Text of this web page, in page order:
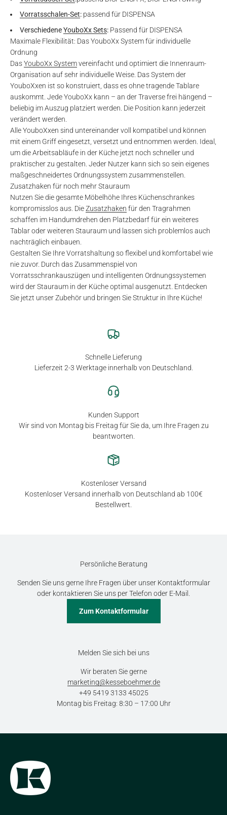
Vorratsschalen-Set: passend für DISPENSA
VerschiedeneYouboXx Sets: Passend für DISPENSA
Maximale Flexibilität: Das YouboXx System für individuelle
Ordnung
DasYouboXx Systemvereinfacht und optimiert die Innenraum-
Organisation auf sehr individuelle Weise. Das System der
YouboXxen ist so konstruiert, dass es ohne tragende Tablare
auskommt. Jede YouboXx kann – an der Traverse frei hängend –
beliebig im Auszug platziert werden. Die Position kann jederzeit
verändert werden.
Alle YouboXxen sind untereinander voll kompatibel und können
mit einem Griff eingesetzt, versetzt und entnommen werden. Ideal,
um die Arbeitsabläufe in der Küche jetzt noch schneller und
praktischer zu gestalten. Jeder Nutzer kann sich so sein eigenes
maßgeschneidertes Ordnungssystem zusammenstellen.
Zusatzhaken für noch mehr Stauraum
Nutzen Sie die gesamte Möbelhöhe Ihres Küchenschrankes
kompromisslos aus. DieZusatzhaken für den Tragrahmen
schaffen im Handumdrehen den Platzbedarf für ein weiteres
Tablar oder weiteren Stauraum und lassen sich problemlos auch
nachträglich einbauen.
Gestalten Sie Ihre Vorratshaltung so flexibel und komfortabel wie
nie zuvor. Durch das Zusammenspiel von
Vorratsschrankauszügen und intelligenten Ordnungssystemen
wird der Stauraum in der Küche optimal ausgenutzt. Entdecken
Sie jetzt unser Zubehör und bringen Sie Struktur in Ihre Küche!
Schnelle Lieferung
Lieferzeit 2-3 Werktage innerhalb von Deutschland.
Kunden Support
Wir sind von Montag bis Freitag für Sie da, um Ihre Fragen zu
beantworten.
Kostenloser Versand
Kostenloser Versand innerhalb von Deutschland ab 100€
Bestellwert.
Persönliche Beratung
Senden Sie uns gerne Ihre Fragen über unser Kontaktformular
oder kontaktieren Sie uns per Telefon oder E-Mail.
Zum Kontaktformular
Melden Sie sich bei uns
Wir beraten Sie gerne
marketing@kesseboehmer.de
+49 5419 3133 45025
Montag bis Freitag: 8:30 – 17:00 Uhr